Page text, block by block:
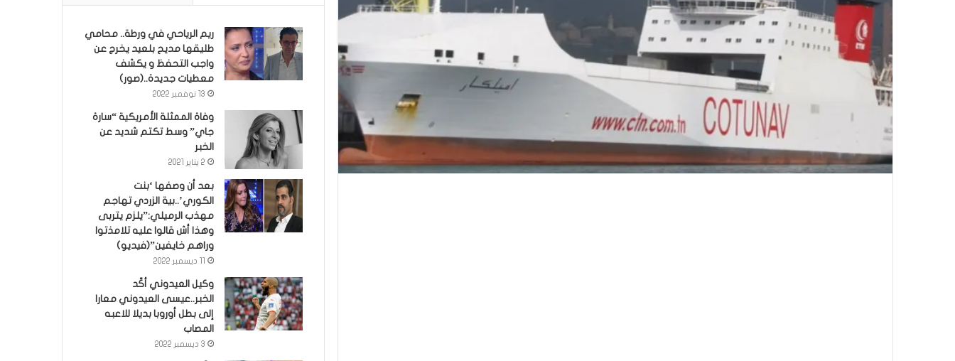
ريم الرياحي في ورطة.. محامي
طليقها مديح بلعيد يخرج عن
واجب التحفظ و يكشف
معطيات جديدة..(صور)
13 نوفمبر 2022
وفاة الممثلة الأمريكية “سارة
جاي” وسط تكتم شديد عن
الخبر
2 يناير 2021
بعد أن وصفها ‘بنت
الكوري’..بية الزردي تهاجم
مهذب الرميلي:”يلزم يتربى
وهذا أش قالوا عليه تلامذتوا
وراهم خايفين”(فيديو)
وكيل العيدوني أكّد
الخبر..عيسى العيدوني معارا
إلى بطل أوروبا بديلا للاعبه
المصاب
3 ديسمبر 2022